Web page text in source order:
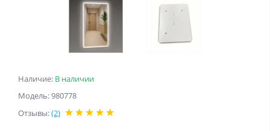
Наличие: В наличии
Модель: 980778
Отзывы:(2)